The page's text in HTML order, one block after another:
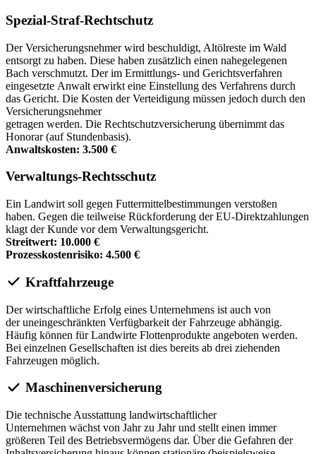
Spezial-Straf-Rechtschutz
Der Versicherungsnehmer wird beschuldigt, Altölreste im Wald
entsorgt zu haben. Diese haben zusätzlich einen nahegelegenen
Bach verschmutzt. Der im Ermittlungs- und Gerichtsverfahren
eingesetzte Anwalt erwirkt eine Einstellung des Verfahrens durch
das Gericht. Die Kosten der Verteidigung müssen jedoch durch den
Versicherungsnehmer
getragen werden. Die Rechtschutzversicherung übernimmt das
Honorar (auf Stundenbasis).
Anwaltskosten: 3.500 €
Verwaltungs-Rechtsschutz
Ein Landwirt soll gegen Futtermittelbestimmungen verstoßen
haben. Gegen die teilweise Rückforderung der EU-Direktzahlungen
klagt der Kunde vor dem Verwaltungsgericht.
Streitwert: 10.000 €
Prozesskostenrisiko: 4.500 €
Kraftfahrzeuge
Der wirtschaftliche Erfolg eines Unternehmens ist auch von
der uneingeschränkten Verfügbarkeit der Fahrzeuge abhängig.
Häufig können für Landwirte Flottenprodukte angeboten werden.
Bei einzelnen Gesellschaften ist dies bereits ab drei ziehenden
Fahrzeugen möglich.
Maschinenversicherung
Die technische Ausstattung landwirtschaftlicher
Unternehmen wächst von Jahr zu Jahr und stellt einen immer
größeren Teil des Betriebsvermögens dar. Über die Gefahren der